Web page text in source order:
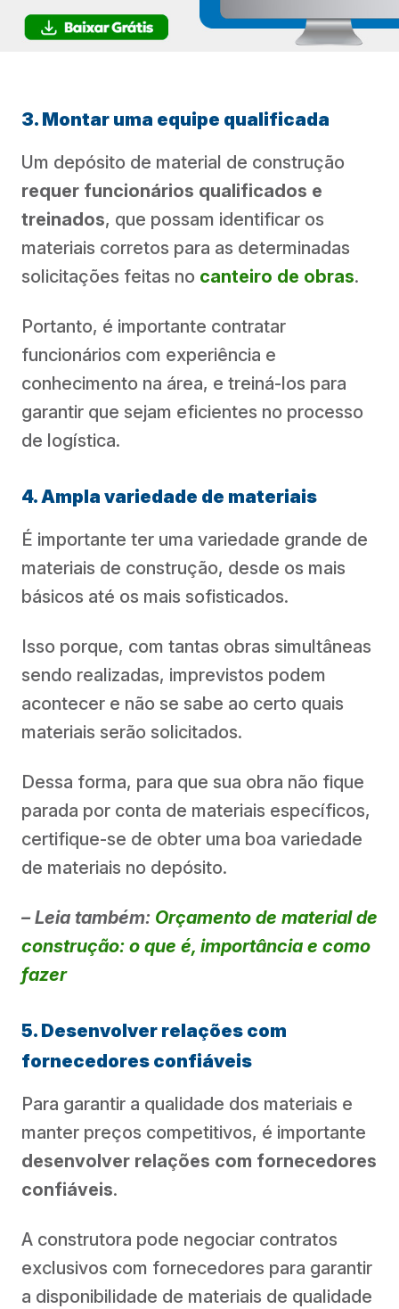
3. Montar uma equipe qualificada
Um depósito de material de construção
requer funcionários qualificados e
treinados, que possam identificar os
materiais corretos para as determinadas
solicitações feitas no canteiro de obras.
Portanto, é importante contratar
funcionários com experiência e
conhecimento na área, e treiná-los para
garantir que sejam eficientes no processo
de logística.
4. Ampla variedade de materiais
É importante ter uma variedade grande de
materiais de construção, desde os mais
básicos até os mais sofisticados.
Isso porque, com tantas obras simultâneas
sendo realizadas, imprevistos podem
acontecer e não se sabe ao certo quais
materiais serão solicitados.
Dessa forma, para que sua obra não fique
parada por conta de materiais específicos,
certifique-se de obter uma boa variedade
de materiais no depósito.
– Leia também: Orçamento de material de
construção: o que é, importância e como
fazer
5. Desenvolver relações com
fornecedores confiáveis
Para garantir a qualidade dos materiais e
manter preços competitivos, é importante
desenvolver relações com fornecedores
confiáveis.
A construtora pode negociar contratos
exclusivos com fornecedores para garantir
a disponibilidade de materiais de qualidade